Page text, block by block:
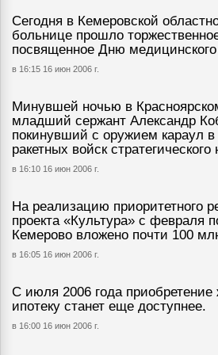
Сегодня в Кемеровской
больнице прошло
посвященное Дню медицинского
в 16:15 16 июн 2006 г.
Минувшей ночью в
младший сержант Александр
покинувший с оружием караул в
ракетных войск
в 16:10 16 июн 2006 г.
На реализацию приоритетного
проекта «Культура» с февраля
Кемерово вложено почти 100
в 16:05 16 июн 2006 г.
С июля 2006 года приобретение
ипотеку станет еще доступнее.
в 16:00 16 июн 2006 г.